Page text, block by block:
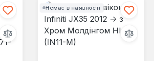
Немає в наявності